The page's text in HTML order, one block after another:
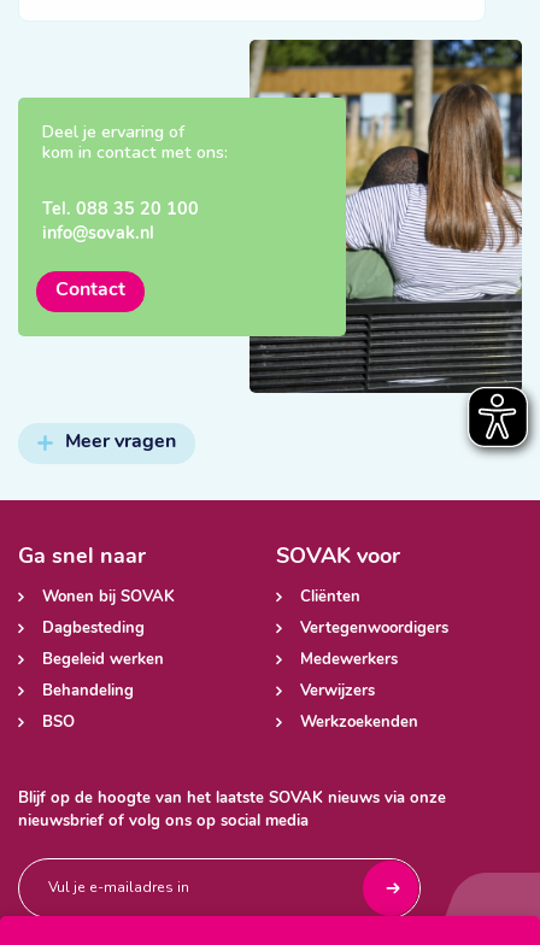
Deel je ervaring of
kom in contact met ons:
Tel. 088 35 20 100
info@sovak.nl
Contact
Meer vragen
Blijf op de hoogte van het laatste SOVAK nieuws via onze
nieuwsbrief of volg ons op social media
Ga snel naar
Wonen bij SOVAK
Dagbesteding
Begeleid werken
Behandeling
BSO
SOVAK voor
Cliënten
Vertegenwoordigers
Medewerkers
Verwijzers
Werkzoekenden